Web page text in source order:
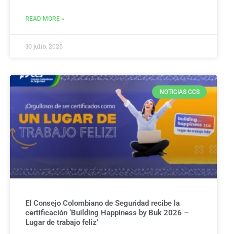
READ MORE »
30 julio, 2026
NOTICIAS CCS
El Consejo Colombiano de Seguridad recibe la
certificación ‘Building Happiness by Buk 2026 –
Lugar de trabajo feliz’